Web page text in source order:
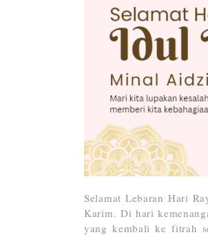
Selamat Lebaran Hari
Karim. Di hari
yang kembali ke fitrah